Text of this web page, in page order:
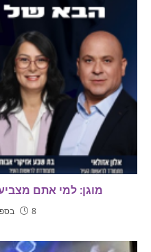
מוגן: למי אתם
8 בספטמבר 2023